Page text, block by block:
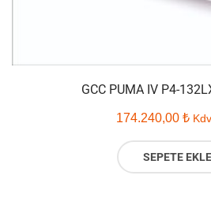
GCC PUMA IV P4-
174.240,00 ₺
SEPETE EKLE